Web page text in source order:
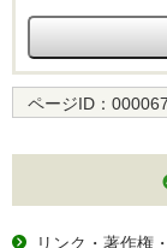
ページID：
リンク・著作権